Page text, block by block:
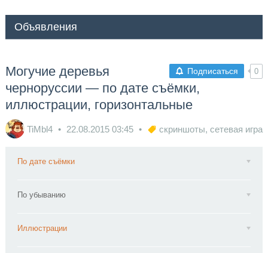
Объявления
Подписаться 0
Могучие деревья
черноруссии — по дате съёмки,
иллюстрации, горизонтальные
TiMbl4 22.08.2015 03:45 скриншоты, сетевая игра
По дате съёмки
По убыванию
Иллюстрации